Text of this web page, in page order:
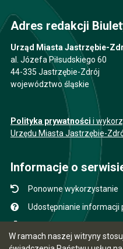
W ramach naszej witryny
Adres redakcji
Urząd Miasta Jastrzębie-
al. Józefa Piłsudskiego 60
44-335 Jastrzębie-Zdrój
województwo śląskie
Polityka prywatności i
Urzędu Miasta Jastrzębie-
Informacje o
Ponowne wykorzystanie
Udostępnianie informacji
Instrukcja obsługi